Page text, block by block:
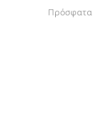
Πρόσφατα